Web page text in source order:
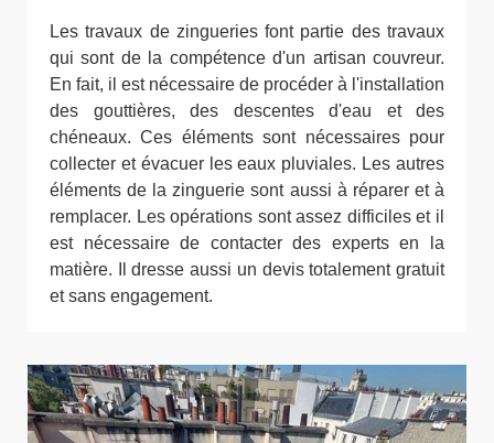
Les travaux de zingueries font partie des travaux
qui sont de la compétence d'un artisan couvreur.
En fait, il est nécessaire de procéder à l'installation
des gouttières, des descentes d'eau et des
chéneaux. Ces éléments sont nécessaires pour
collecter et évacuer les eaux pluviales. Les autres
éléments de la zinguerie sont aussi à réparer et à
remplacer. Les opérations sont assez difficiles et il
est nécessaire de contacter des experts en la
matière. Il dresse aussi un devis totalement gratuit
et sans engagement.